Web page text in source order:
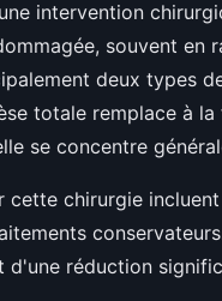
intervention
souvent
deux types
totale remplace à
se concentre
cette chirurgie
d'une réduction